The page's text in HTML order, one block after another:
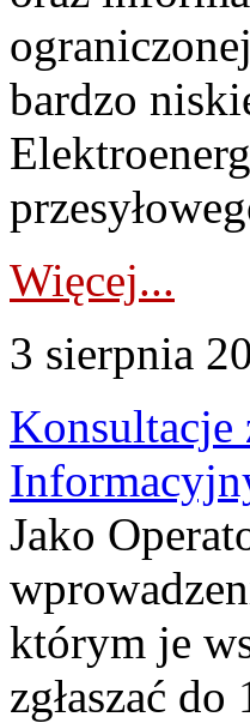
bardzo
Więcej...
3 sierpnia
Konsultacje
Jako
którym je
zgłaszać